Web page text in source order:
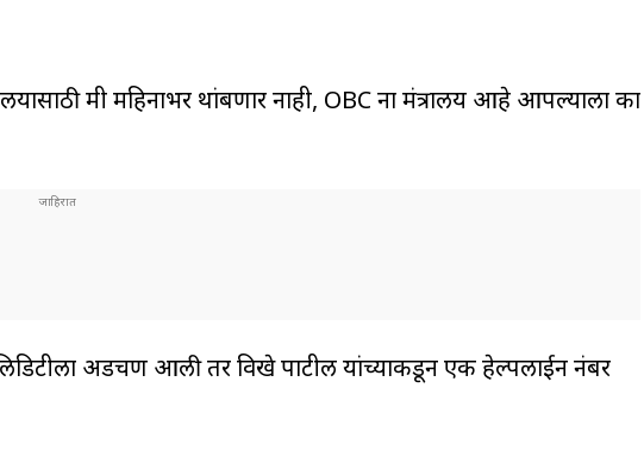
मी महिनाभर थांबणार नाही, OBC ना मंत्रालय आहे आपल्याला का
अडचण आली तर विखे पाटील यांच्याकडून एक हेल्पलाईन नंबर